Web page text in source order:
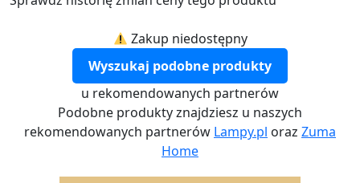
Zakup niedostępny
Wyszukaj podobne produkty
u rekomendowanych partnerów
Podobne produkty znajdziesz u naszych
rekomendowanych partnerów Lampy.pl oraz Zuma
Home